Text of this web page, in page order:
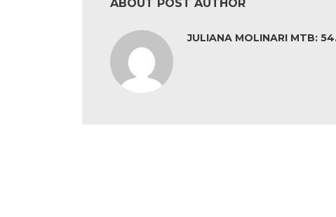
ABOUT POST AUTHOR
JULIANA MOLINARI MTB: